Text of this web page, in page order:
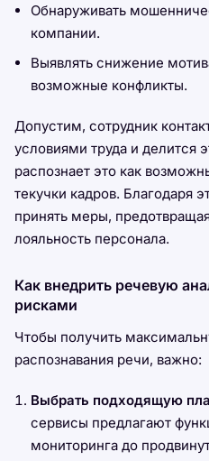
Обнаруживать
компании.
Выявлять снижение
возможные конфликты.
Допустим, сотрудник
условиями труда и делится
распознает это как
текучки кадров. Благодаря
принять меры,
лояльность персонала.
Как внедрить речевую
рисками
Чтобы получить
распознавания речи, важно:
Выбрать подходящую
сервисы предлагают
мониторинга до